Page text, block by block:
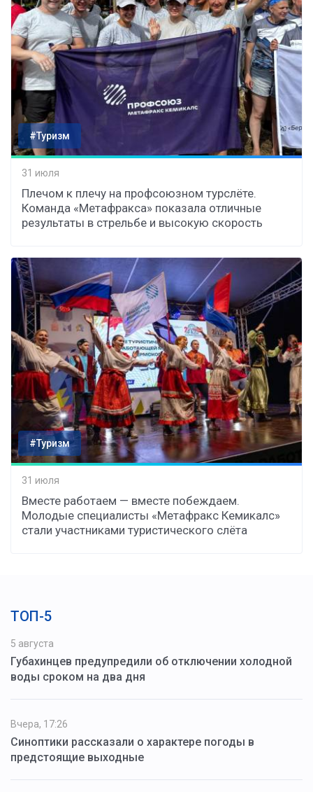
#Туризм
31 июля
Плечом к плечу на профсоюзном турслёте.
Команда «Метафракса» показала отличные
результаты в стрельбе и высокую скорость
#Туризм
31 июля
Вместе работаем — вместе побеждаем.
Молодые специалисты «Метафракс Кемикалс»
стали участниками туристического слёта
ТОП-5
5 августа
Губахинцев предупредили об отключении холодной
воды сроком на два дня
Вчера, 17:26
Синоптики рассказали о характере погоды в
предстоящие выходные